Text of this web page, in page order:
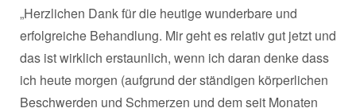
„Herzlichen Dank für die heutige wunderbare und
erfolgreiche Behandlung. Mir geht es relativ gut jetzt und
das ist wirklich erstaunlich, wenn ich daran denke dass
ich heute morgen (aufgrund der ständigen körperlichen
Beschwerden und Schmerzen und dem seit Monaten